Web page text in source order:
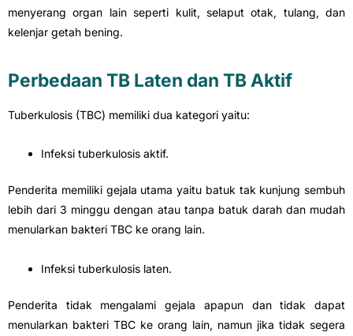
menyerang organ lain seperti kulit, selaput otak, tulang, dan
kelenjar getah bening.
Perbedaan TB Laten dan TB Aktif
Tuberkulosis (TBC) memiliki dua kategori yaitu:
Infeksi tuberkulosis aktif.
Penderita memiliki gejala utama yaitu batuk tak kunjung sembuh
lebih dari 3 minggu dengan atau tanpa batuk darah dan mudah
menularkan bakteri TBC ke orang lain.
Infeksi tuberkulosis laten.
Penderita tidak mengalami gejala apapun dan tidak dapat
menularkan bakteri TBC ke orang lain, namun jika tidak segera